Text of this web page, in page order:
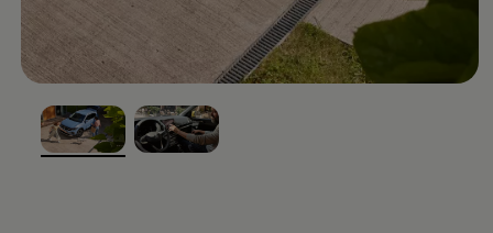
Mootoriõli ja töövedelikud
Veljed ja rehvid
Avarii- ja rikkeabi
Volkswageni teenindus
Sise- ja väliskaitse
Transpordi- ja pagasilahendused
Meelelahutus ja elektroonika
, /